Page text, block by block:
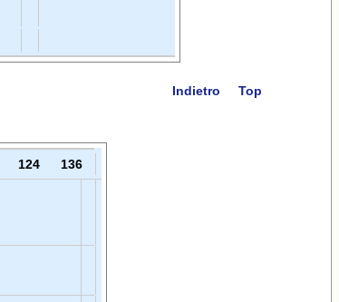
Indietro Top
124
136